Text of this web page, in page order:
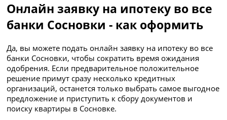
Онлайн заявку на ипотеку во все
банки Сосновки - как оформить
Да, вы можете подать онлайн заявку на ипотеку во все
банки Сосновки, чтобы сократить время ожидания
одобрения. Если предварительное положительное
решение примут сразу несколько кредитных
организаций, останется только выбрать самое выгодное
предложение и приступить к сбору документов и
поиску квартиры в Сосновке.